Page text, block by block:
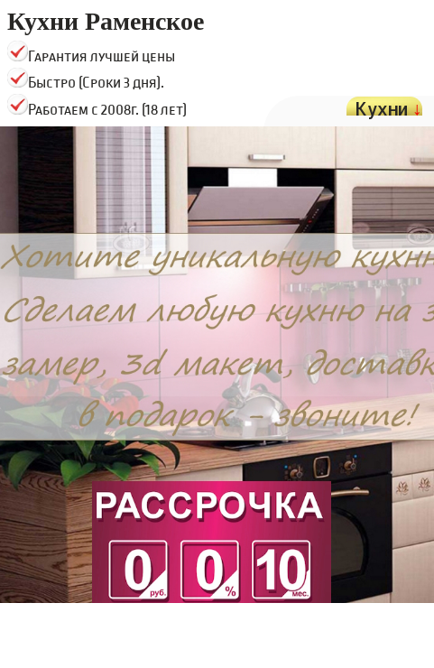
Кухни Раменское
Гарантия лучшей цены
Быстро (Сроки 3 дня).
Работаем с 2008г. (18 лет)
Кухни↓